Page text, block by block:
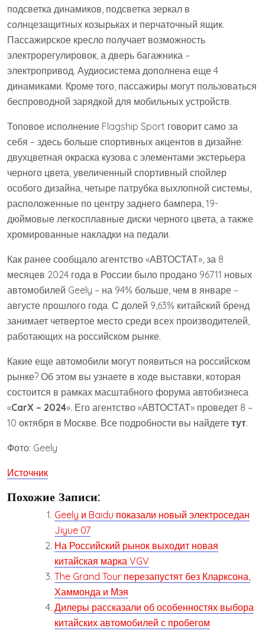
подсветка динамиков, подсветка зеркал в
солнцезащитных козырьках и перчаточный ящик.
Пассажирское кресло получает возможность
электрорегулировок, а дверь багажника –
электропривод. Аудиосистема дополнена еще 4
динамиками. Кроме того, пассажиры могут пользоваться
беспроводной зарядкой для мобильных устройств.
Топовое исполнение Flagship Sport говорит само за
себя – здесь больше спортивных акцентов в дизайне:
двухцветная окраска кузова с элементами экстерьера
черного цвета, увеличенный спортивный спойлер
особого дизайна, четыре патрубка выхлопной системы,
расположенные по центру заднего бампера, 19-
дюймовые легкосплавные диски черного цвета, а также
хромированные накладки на педали.
Как ранее сообщало агентство «АВТОСТАТ», за 8
месяцев 2024 года в России было продано 96711 новых
автомобилей Geely – на 94% больше, чем в январе –
августе прошлого года. С долей 9,63% китайский бренд
занимает четвертое место среди всех производителей,
работающих на российском рынке.
Какие еще автомобили могут появиться на российском
рынке? Об этом вы узнаете в ходе выставки, которая
состоится в рамках масштабного форума автобизнеса
«CarX – 2024». Его агентство «АВТОСТАТ» проведет 8 –
10 октября в Москве. Все подробности вы найдете тут.
Фото: Geely
Источник
Похожие Записи:
Geely и Baidu показали новый электроседан
Jiyue 07
На Российский рынок выходит новая
китайская марка VGV
The Grand Tour перезапустят без Кларксона,
Хаммонда и Мэя
Дилеры рассказали об особенностях выбора
китайских автомобилей с пробегом